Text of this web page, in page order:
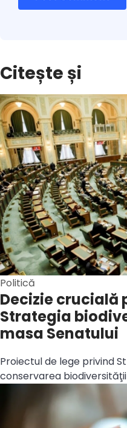
Citește și
Politică
Decizie crucială
Strategia
masa Senatului
Proiectul de lege privind
conservarea